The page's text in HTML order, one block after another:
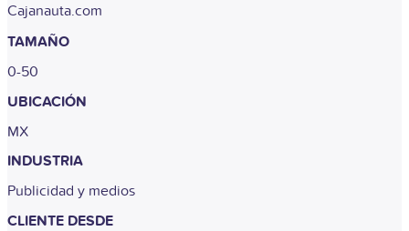
Cajanauta.com
TAMAÑO
0-50
UBICACIÓN
MX
INDUSTRIA
Publicidad y medios
CLIENTE DESDE